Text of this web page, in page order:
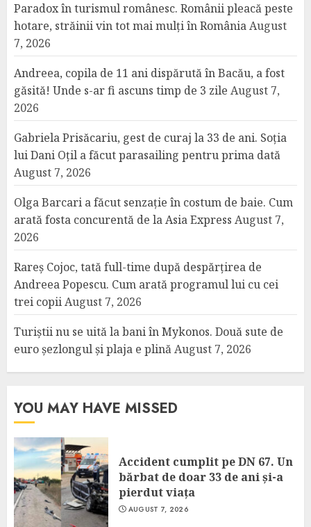
Paradox în turismul românesc. Românii pleacă peste
hotare, străinii vin tot mai mulți în RomâniaAugust
7, 2026
Andreea, copila de 11 ani dispărută în Bacău, a fost
găsită! Unde s-ar fi ascuns timp de 3 zile August 7,
2026
Gabriela Prisăcariu, gest de curaj la 33 de ani. Soția
lui Dani Oțil a făcut parasailing pentru prima dată
August 7, 2026
Olga Barcari a făcut senzație în costum de baie. Cum
arată fosta concurentă de la Asia Express August 7,
2026
Rareș Cojoc, tată full-time după despărțirea de
Andreea Popescu. Cum arată programul lui cu cei
trei copiiAugust 7, 2026
Turiștii nu se uită la bani în Mykonos. Două sute de
euro șezlongul și plaja e plinăAugust 7, 2026
YOU MAY HAVE MISSED
Accident cumplit pe DN 67. Un
bărbat de doar 33 de ani și-a
pierdut viața
AUGUST 7, 2026